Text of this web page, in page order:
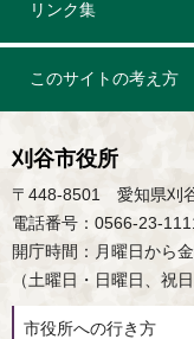
リンク集
このサイトの考え方
刈谷市役所
〒448-8501 愛知県刈
電話番号：0566-23-
開庁時間：月曜日から
（土曜日・日曜日、祝
市役所への行き方